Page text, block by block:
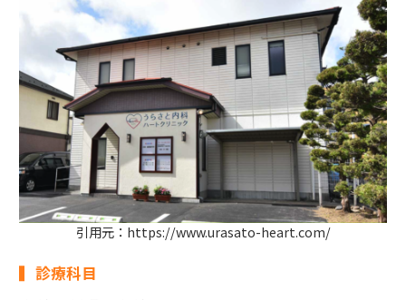
引用元：https://www.urasato-heart.com/
診療科目